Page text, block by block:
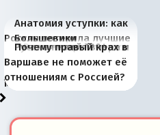
Анатомия уступки: как
Россия потеряла лучшие
рыбопромысловые
районы Баренцева
моря
Большевики
отличаются от «Яблока»
тем, что они -
победители
Киевская марионетка
Запада рассказала о
«переобувании» хозяев
В России назрели
перемены: 15 шагов к
суверенной экономике
Миграционный пожар
Европы
Россия начинает
сбрасывать балласт
Анкориджа
Россия зимой 1904
года: первые уступки во
внутренней политике
Русская нация вчера и
сегодня
Почему правый крах в
Варшаве не поможет её
отношениям с Россией?